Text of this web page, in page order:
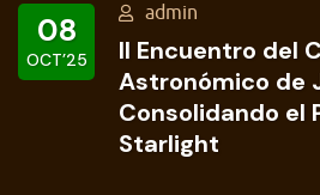
08
OCT’25
admin
II Encuentro del
Astronómico de
Consolidando el
Starlight